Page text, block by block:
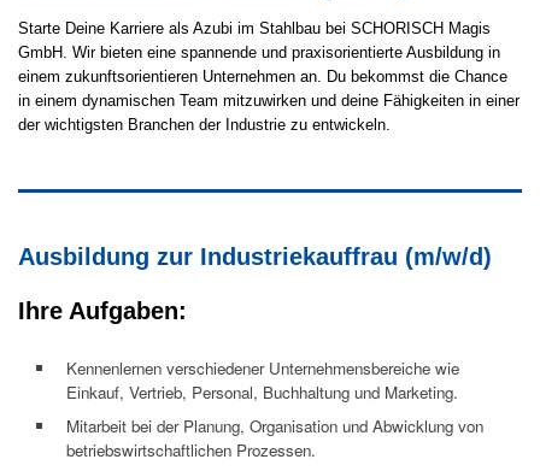
Starte Deine Karriere als Azubi im Stahlbau bei SCHORISCH Magis
GmbH. Wir bieten eine spannende und praxisorientierte Ausbildung in
einem zukunftsorientieren Unternehmen an. Du bekommst die Chance
in einem dynamischen Team mitzuwirken und deine Fähigkeiten in einer
der wichtigsten Branchen der Industrie zu entwickeln.
Ausbildung zur Industriekauffrau (m/w/d)
Ihre Aufgaben:
Kennenlernen verschiedener Unternehmensbereiche wie
Einkauf, Vertrieb, Personal, Buchhaltung und Marketing.
Mitarbeit bei der Planung, Organisation und Abwicklung von
betriebswirtschaftlichen Prozessen.